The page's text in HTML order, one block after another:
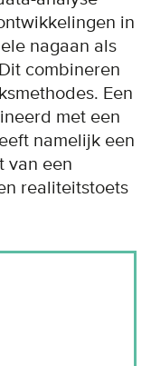
in
nagaan als
combineren
Een
met een
namelijk een
van een
realiteitstoets